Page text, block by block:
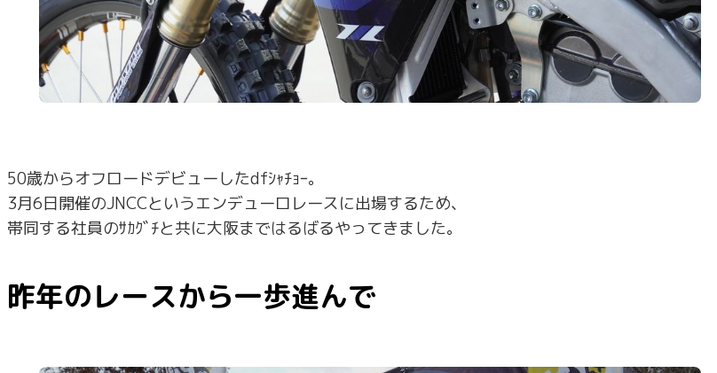
50歳からオフロードデビューしたdfｼｬﾁｮｰ。
3月6日開催のJNCCというエンデューロレースに出場するため、
帯同する社員のｻｶｸﾞﾁと共に大阪まではるばるやってきました。
昨年のレースから一歩進んで